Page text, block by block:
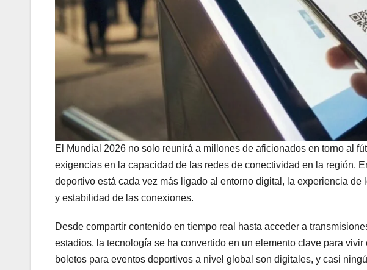
El Mundial 2026 no solo reunirá a millones de aficionados en torno al
exigencias en la capacidad de las redes de conectividad en la región.
deportivo está cada vez más ligado al entorno digital, la experiencia
y estabilidad de las conexiones.
Desde compartir contenido en tiempo real hasta acceder a
estadios, la tecnología se ha convertido en un elemento clave para
boletos para eventos deportivos a nivel global son digitales, y casi